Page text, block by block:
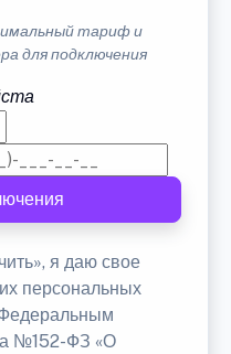
тариф и
для подключения
я даю свое
персональных
№152-ФЗ «О